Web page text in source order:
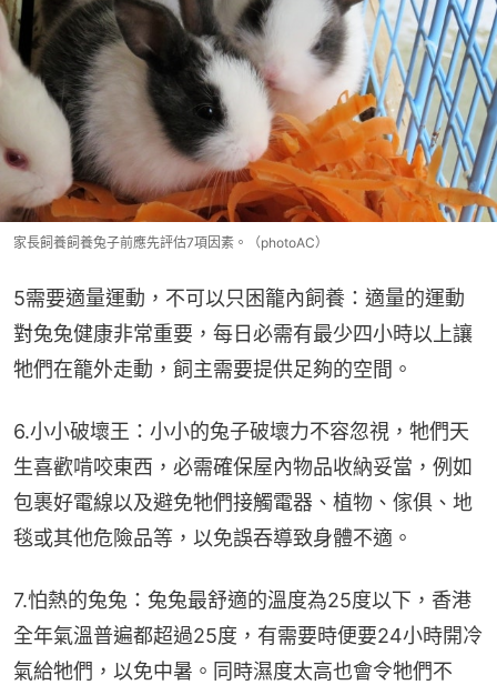
家長飼養飼養兔子前應先評估7項因素。（photoAC）
5需要適量運動，不可以只困籠內飼養：適量的運動
對兔兔健康非常重要，每日必需有最少四小時以上讓
牠們在籠外走動，飼主需要提供足夠的空間。
6.小小破壞王：小小的兔子破壞力不容忽視，牠們天
生喜歡啃咬東西，必需確保屋內物品收納妥當，例如
包裹好電線以及避免牠們接觸電器、植物、傢俱、地
毯或其他危險品等，以免誤吞導致身體不適。
7.怕熱的兔兔：兔兔最舒適的溫度為25度以下，香港
全年氣溫普遍都超過25度，有需要時便要24小時開冷
氣給牠們，以免中暑。同時濕度太高也會令牠們不